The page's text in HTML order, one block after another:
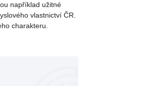
například užitné
vlastnictví ČR.
charakteru.